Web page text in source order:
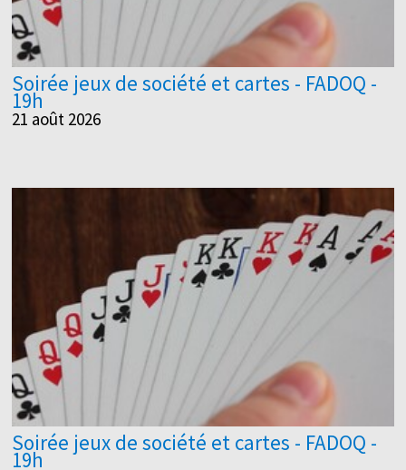
Soirée jeux de société et cartes - FADOQ -
19h
21 août 2026
Soirée jeux de société et cartes - FADOQ -
19h